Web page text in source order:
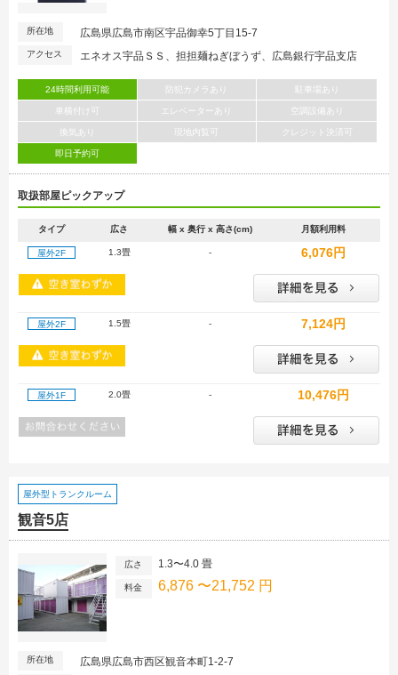
所在地 広島県広島市南区宇品御幸5丁目15-7
アクセス エネオス宇品ＳＳ、担担麺ねぎぼうず、広島銀行宇品支店
24時間利用可能 防犯カメラあり 駐車場あり
車横付け可 エレベーターあり 空調設備あり
換気あり 現地内覧可 クレジット決済可
即日予約可
取扱部屋ピックアップ
タイプ 広さ 幅 x 奥行 x 高さ(cm) 月額利用料
屋外2F 1.3畳 - 6,076円
屋外2F 1.5畳 - 7,124円
屋外1F 2.0畳 - 10,476円
屋外型トランクルーム
観音5店
広さ 1.3〜4.0 畳
料金 6,876 〜21,752 円
所在地 広島県広島市西区観音本町1-2-7